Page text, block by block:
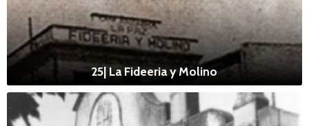
25| La Fideeria y Molino